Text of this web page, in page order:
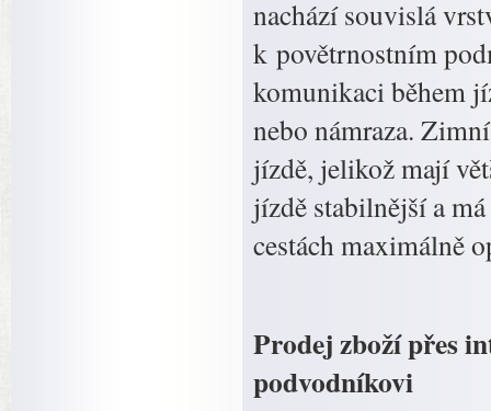
nachází souvislá
k povětrnostním
komunikaci během
nebo námraza.
jízdě, jelikož mají
jízdě stabilnější a
cestách maximálně
Prodej zboží přes
podvodníkovi